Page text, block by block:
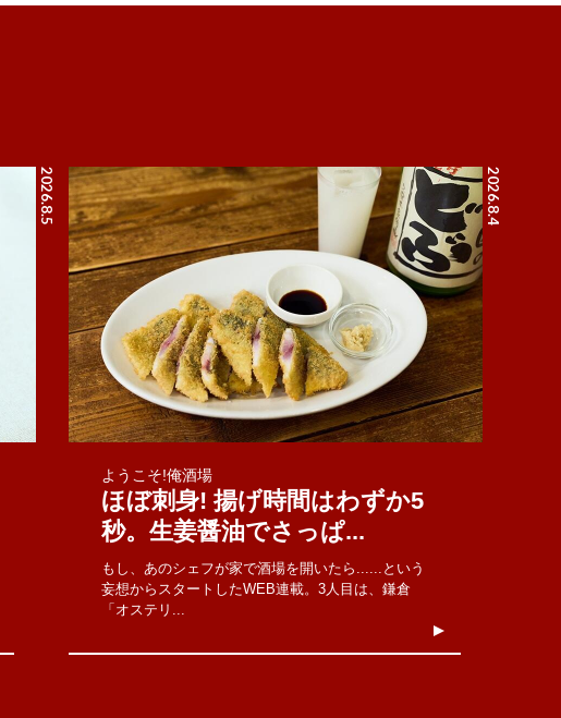
2026.8.5 2026.8.4
ようこそ!俺酒場
ほぼ刺身! 揚げ時間はわずか5
秒。生姜醤油でさっぱ...
もし、あのシェフが家で酒場を開いたら......という
妄想からスタートしたWEB連載。3人目は、鎌倉
「オステリ...